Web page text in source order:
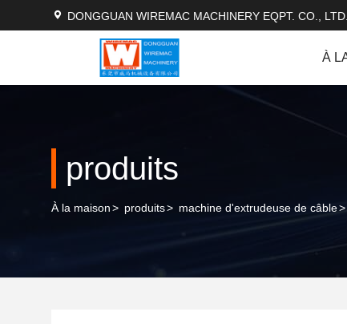
DONGGUAN WIREMAC MACHINERY EQPT. CO., LTD.
À
produits
À la maison> produits> machine d'extrudeuse de câble>